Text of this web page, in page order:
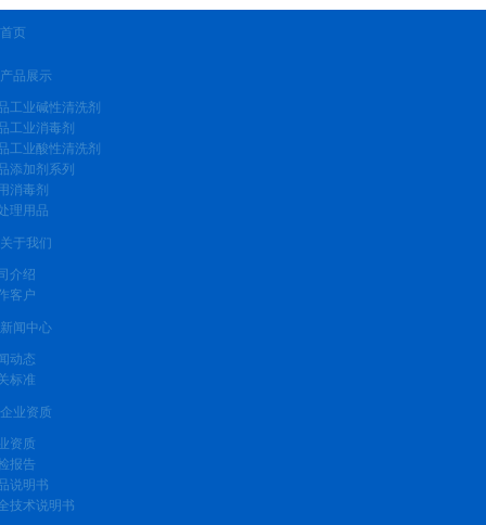
首页
产品展示
工业碱性清洗剂
工业消毒剂
工业酸性清洗剂
添加剂系列
消毒剂
理用品
关于我们
介绍
客户
新闻中心
动态
标准
企业资质
资质
报告
说明书
技术说明书